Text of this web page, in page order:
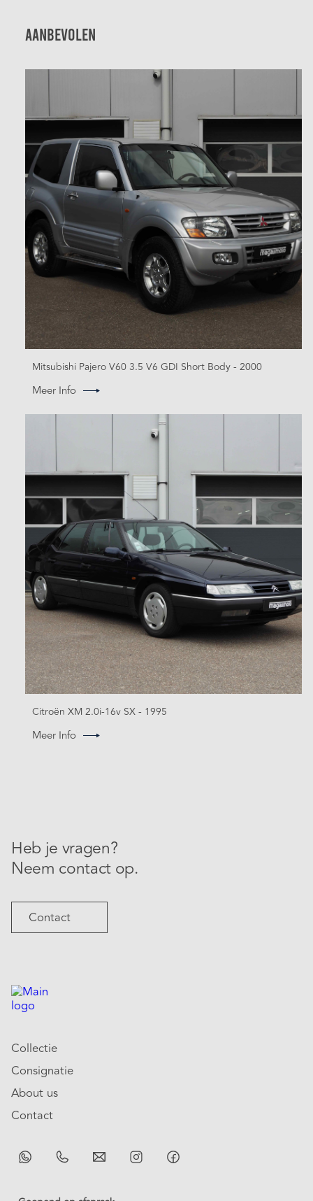
Aanbevolen
Mitsubishi Pajero V60 3.5 V6 GDI Short Body - 2000
Meer Info
Citroën XM 2.0i-16v SX - 1995
Meer Info
Heb je vragen?
Neem contact op.
Contact
Collectie
Consignatie
About us
Contact